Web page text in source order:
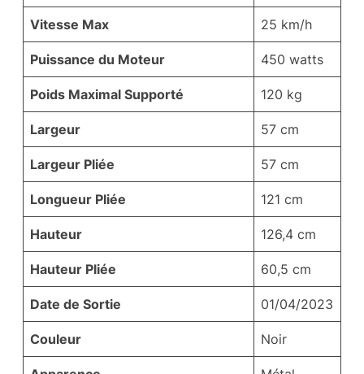
Vitesse Max 25 km/h
Puissance du Moteur 450 watts
Poids Maximal Supporté 120 kg
Largeur 57 cm
Largeur Pliée 57 cm
Longueur Pliée 121 cm
Hauteur 126,4 cm
Hauteur Pliée 60,5 cm
Date de Sortie 01/04/2023
Couleur Noir